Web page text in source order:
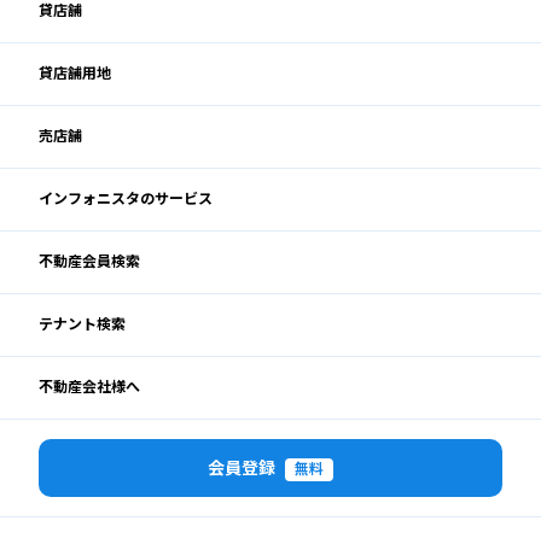
貸店舗
貸店舗用地
売店舗
インフォニスタのサービス
不動産会員検索
テナント検索
不動産会社様へ
会員登録 無料